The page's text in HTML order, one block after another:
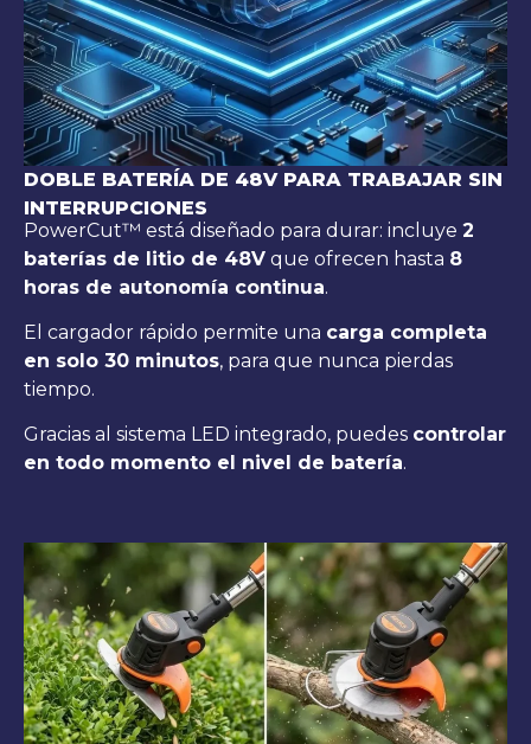
DOBLE BATERÍA DE 48V PARA TRABAJAR SIN
INTERRUPCIONES
PowerCut™ está diseñado para durar: incluye 2
baterías de litio de 48V que ofrecen hasta 8
horas de autonomía continua.
El cargador rápido permite una carga completa
en solo 30 minutos, para que nunca pierdas
tiempo.
Gracias al sistema LED integrado, puedes controlar
en todo momento el nivel de batería.